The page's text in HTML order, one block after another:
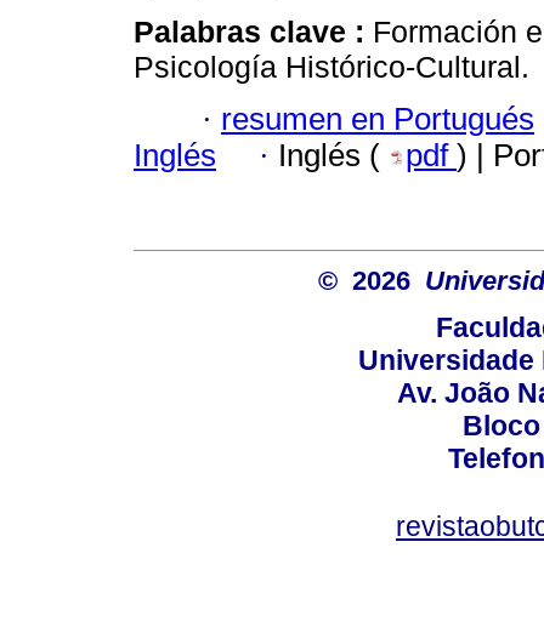
Palabras clave : Formación
Psicología Histórico-Cultural.
· resumen en Portugués
Inglés
· Inglés ( pdf ) |
© 2026
Universidade
Av. João
Bloco